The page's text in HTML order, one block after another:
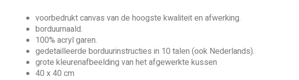
voorbedrukt canvas van de hoogste kwaliteit en afwerking.
borduurnaald.
100% acryl garen.
gedetailleerde borduurinstructies in 10 talen (ook Nederlands).
grote kleurenafbeelding van het afgewerkte kussen
40 x 40 cm